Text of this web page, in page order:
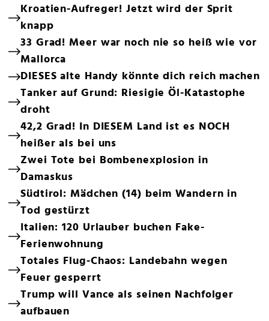
Kroatien-Aufreger! Jetzt wird der Sprit
knapp
33 Grad! Meer war noch nie so heiß wie vor
Mallorca
DIESES alte Handy könnte dich reich machen
Tanker auf Grund: Riesigie Öl-Katastophe
droht
42,2 Grad! In DIESEM Land ist es NOCH
heißer als bei uns
Zwei Tote bei Bombenexplosion in
Damaskus
Südtirol: Mädchen (14) beim Wandern in
Tod gestürzt
Italien: 120 Urlauber buchen Fake-
Ferienwohnung
Totales Flug-Chaos: Landebahn wegen
Feuer gesperrt
Trump will Vance als seinen Nachfolger
aufbauen